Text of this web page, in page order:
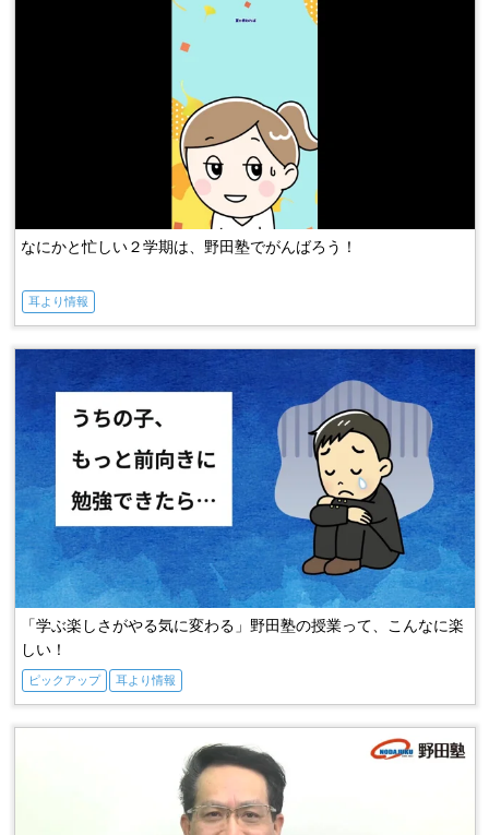
耳より情報
なにかと忙しい２学期は、野田塾でがんばろう！
ピックアップ 耳より情報
「学ぶ楽しさがやる気に変わる」野田塾の授業って、こんなに楽
しい！